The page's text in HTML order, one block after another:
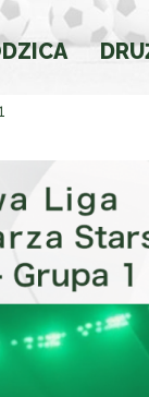
młodego
Małoletnich